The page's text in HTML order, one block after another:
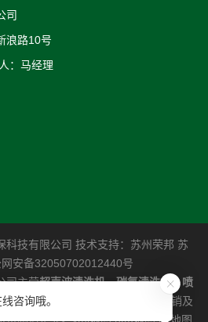
司
浪路10号
：马经理
技有限公司 技术支持： 苏州荣邦 苏
网安备32050702012440号
司主营超声波清洗机，碳氢清洗机，喷
清洁度问题解决系统的研发制造营销及
备制造企业。xml地图 htm地图 txt地图
咨询哦。